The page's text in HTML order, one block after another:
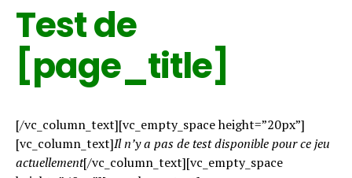
Test de
[page_title]
[/vc_column_text][vc_empty_space height=”20px”]
[vc_column_text]Il n’y a pas de test disponible pour ce jeu
actuellement[/vc_column_text][vc_empty_space